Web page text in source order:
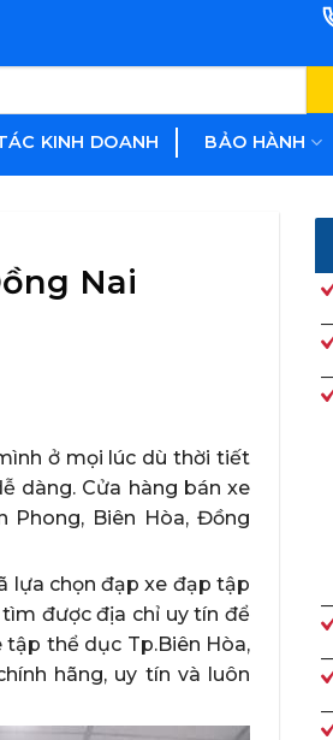
KINH DOANH BẢO HÀNH
Nai
ở mọi lúc dù thời tiết
dàng. Cửa hàng bán xe
Phong, Biên Hòa, Đồng
lựa chọn đạp xe đạp tập
được địa chỉ uy tín để
thể dục Tp.Biên Hòa,
hãng, uy tín và luôn